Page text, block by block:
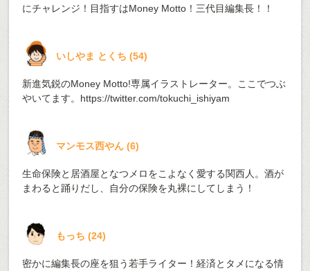
にチャレンジ！目指すはMoney Motto！三代目編集長！！
いしやま とくち(54)
新進気鋭のMoney Motto!専属イラストレーター。ここでつぶ
やいてます。 https://twitter.com/tokuchi_ishiyam
マンモス西やん(6)
生命保険と居酒屋となつメロをこよなく愛する関西人。酒が
まわると踊りだし、自分の保険を丸裸にしてしまう！
もっち(24)
密かに編集長の座を狙う若手ライター！経済とタメになる情